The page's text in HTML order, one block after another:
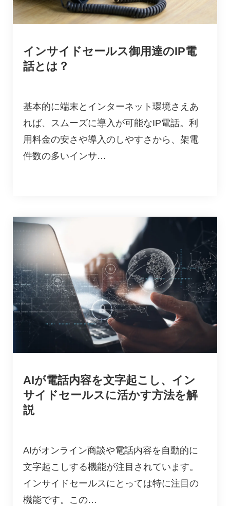
インサイドセールス御用達のIP電
話とは？
基本的に端末とインターネット環境さえあ
れば、スムーズに導入が可能なIP電話。利
用料金の安さや導入のしやすさから、架電
件数の多いインサ…
AIが電話内容を文字起こし、イン
サイドセールスに活かす方法を解
説
AIがオンライン商談や電話内容を自動的に
文字起こしする機能が注目されています。
インサイドセールスにとっては特に注目の
機能です。この…